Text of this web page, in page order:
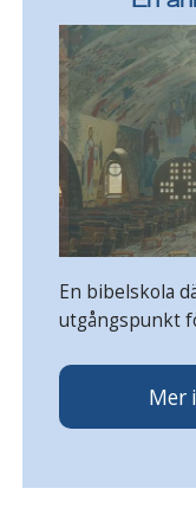
En bibelskola
utgångspunkt
Mer